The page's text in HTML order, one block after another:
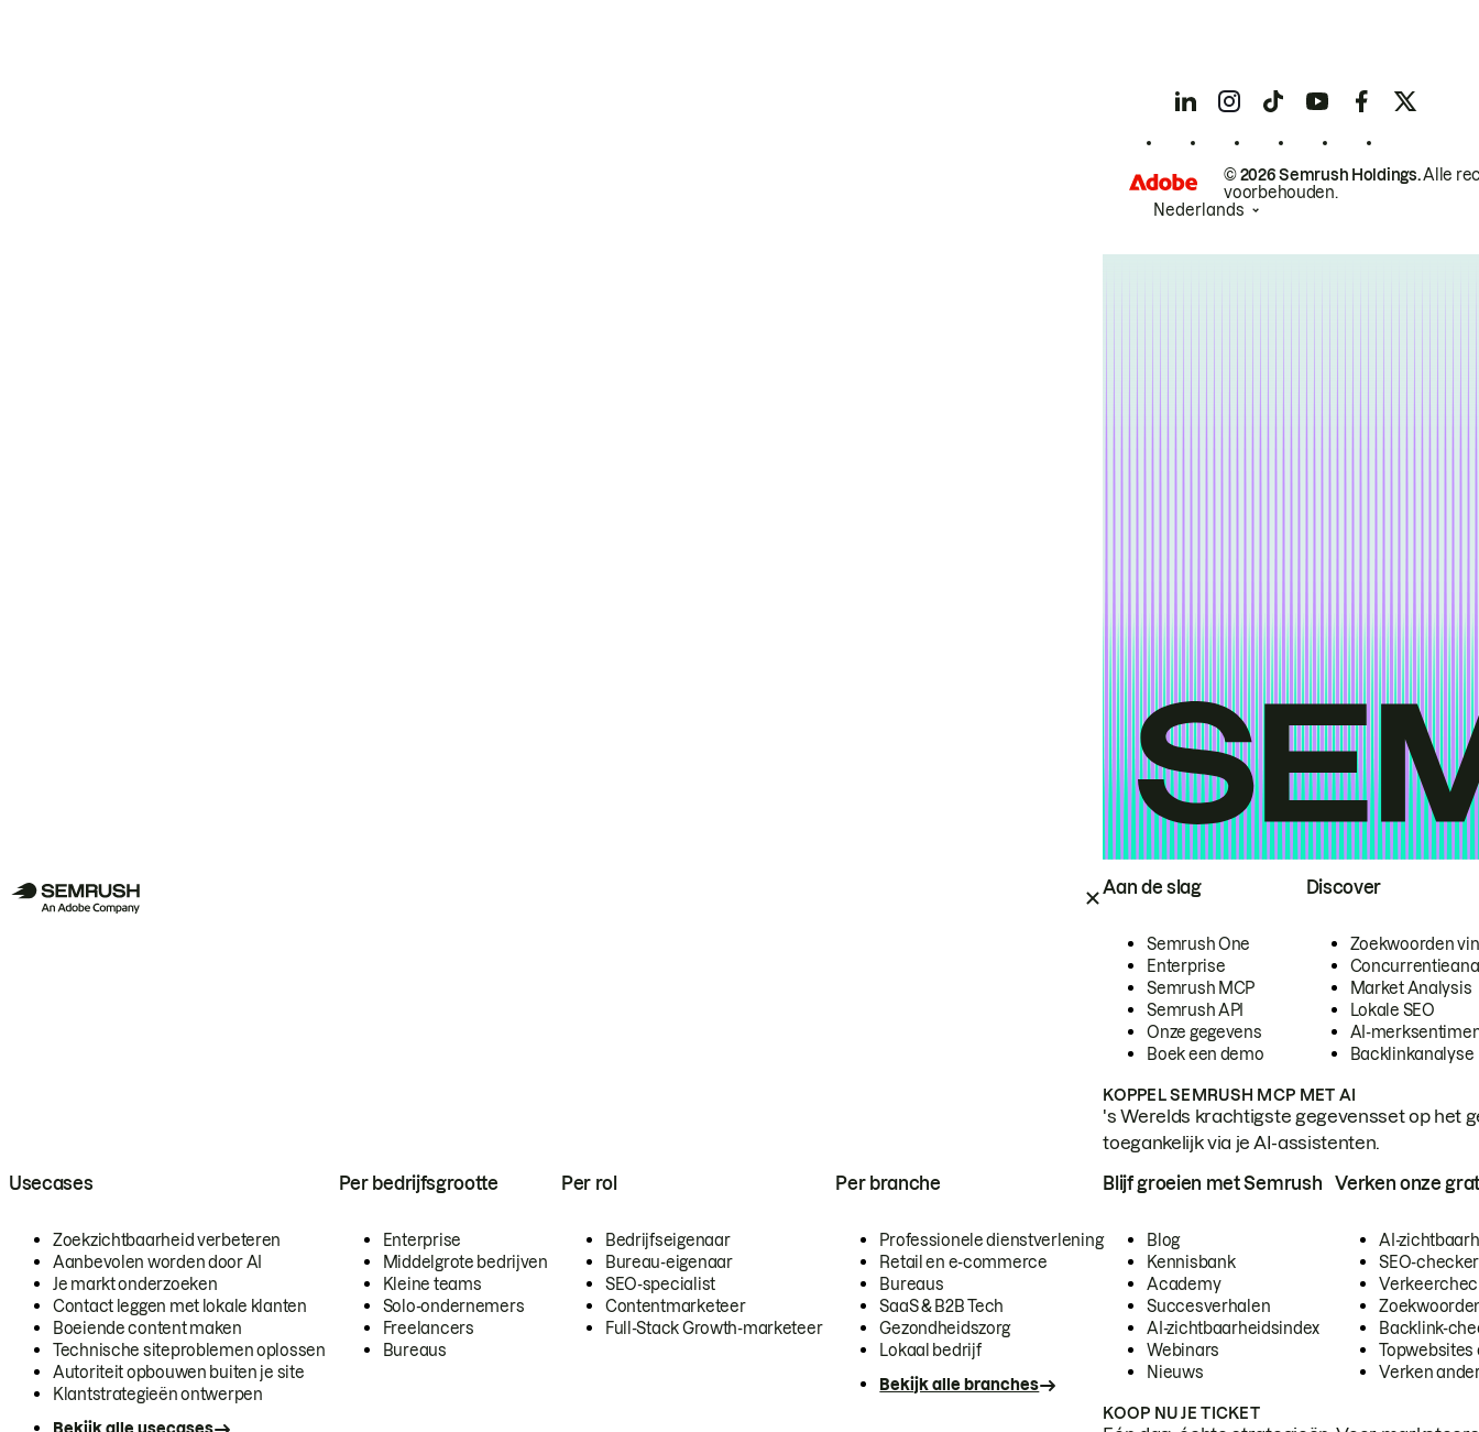
Aan de slag
Semrush One
Enterprise
Semrush MCP
Semrush API
Onze gegevens
Boek een demo
Discover
Zoekwoorden
Market Analysis
Lokale SEO
AI-
Backlinkanalyse
KOPPEL SEMRUSH MCP MET AI
's Werelds krachtigste gegevensset op het
toegankelijk via je AI-assistenten.
Usecases
Zoekzichtbaarheid verbeteren
Aanbevolen worden door AI
Je markt onderzoeken
Contact leggen met lokale klanten
Boeiende content maken
Technische siteproblemen oplossen
Autoriteit opbouwen buiten je site
Klantstrategieën ontwerpen
Per bedrijfsgrootte
Enterprise
Middelgrote bedrijven
Kleine teams
Solo-ondernemers
Freelancers
Bureaus
Per rol
Bedrijfseigenaar
Bureau-eigenaar
SEO-specialist
Contentmarketeer
Full-Stack Growth-marketeer
Per branche
Professionele dienstverlening
Retail en e-commerce
Bureaus
SaaS & B2B Tech
Gezondheidszorg
Lokaal bedrijf
Bekijk alle branches
Blijf groeien met Semrush
Blog
Kennisbank
Academy
Succesverhalen
AI-zichtbaarheidsindex
Webinars
Nieuws
Verken onze
AI-
SEO-checker
Backlink-
Topwebsites
Verken
KOOP NU JE TICKET
© 2026 Semrush Holdings.Alle
voorbehouden.
Nederlands